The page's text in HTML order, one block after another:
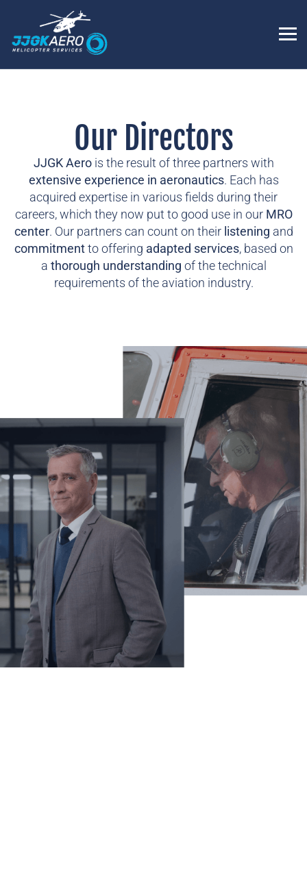
Our Directors
JJGK Aerois the result of three partners with
extensive experience in aeronautics. Each has
acquired expertise in various fields during their
careers, which they now put to good use in our MRO
center. Our partners can count on their listening and
commitmentto offering adapted services, based on
a thorough understanding of the technical
requirements of the aviation industry.